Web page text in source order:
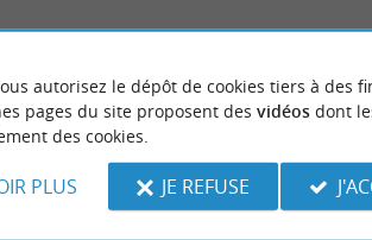
autorisez le dépôt de cookies tiers à des
pages du site proposent des vidéosdont
des cookies.
PLUS JE REFUSE